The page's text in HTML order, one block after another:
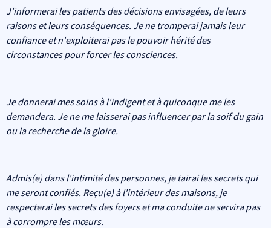
J'informerai les patients des décisions envisagées, de leurs
raisons et leurs conséquences. Je ne tromperai jamais leur
confiance et n'exploiterai pas le pouvoir hérité des
circonstances pour forcer les consciences.
Je donnerai mes soins à l'indigent et à quiconque me les
demandera. Je ne me laisserai pas influencer par la soif du gain
ou la recherche de la gloire.
Admis(e) dans l'intimité des personnes, je tairai les secrets qui
me seront confiés. Reçu(e) à l'intérieur des maisons, je
respecterai les secrets des foyers et ma conduite ne servira pas
à corrompre les mœurs.